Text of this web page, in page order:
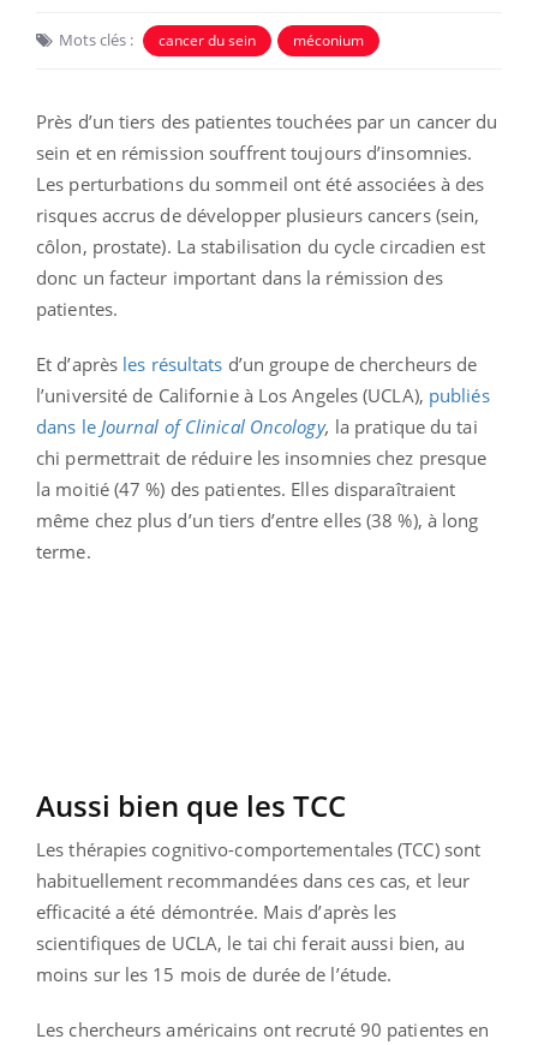
Mots clés : cancer du sein méconium
Près d’un tiers des patientes touchées par un cancer du
sein et en rémission souffrent toujours d’insomnies.
Les perturbations du sommeil ont été associées à des
risques accrus de développer plusieurs cancers (sein,
côlon, prostate). La stabilisation du cycle circadien est
donc un facteur important dans la rémission des
patientes.
Et d’après les résultats d’un groupe de chercheurs de
l’université de Californie à Los Angeles (UCLA), publiés
dans le Journal of Clinical Oncology, la pratique du tai
chi permettrait de réduire les insomnies chez presque
la moitié (47 %) des patientes. Elles disparaîtraient
même chez plus d’un tiers d’entre elles (38 %), à long
terme.
Aussi bien que les TCC
Les thérapies cognitivo-comportementales (TCC) sont
habituellement recommandées dans ces cas, et leur
efficacité a été démontrée. Mais d’après les
scientifiques de UCLA, le tai chi ferait aussi bien, au
moins sur les 15 mois de durée de l’étude.
Les chercheurs américains ont recruté 90 patientes en